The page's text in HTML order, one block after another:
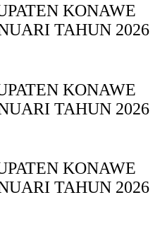
KONAWE
TAHUN 2026
KONAWE
TAHUN 2026
KONAWE
TAHUN 2026